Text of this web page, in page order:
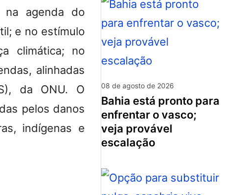
na agenda do
e no estímulo
climática; no
alinhadas
da ONU. O
pelos danos
indígenas e
08 de agosto de 2026
bahia está pronto para
enfrentar o vasco;
veja provável
escalação